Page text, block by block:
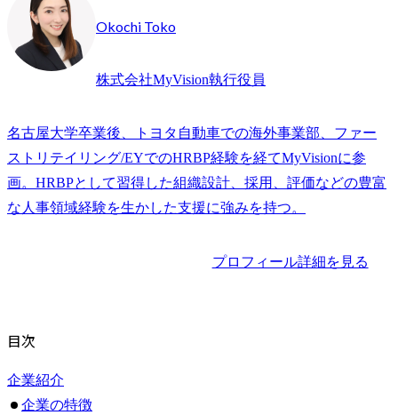
Okochi Toko
株式会社MyVision執行役員
名古屋大学卒業後、トヨタ自動車での海外事業部、ファー
ストリテイリング/EYでのHRBP経験を経てMyVisionに参
画。HRBPとして習得した組織設計、採用、評価などの豊富
な人事領域経験を生かした支援に強みを持つ。
プロフィール詳細を見る
目次
企業紹介
企業の特徴